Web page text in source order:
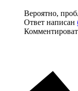
Вероятно,
Ответ написан